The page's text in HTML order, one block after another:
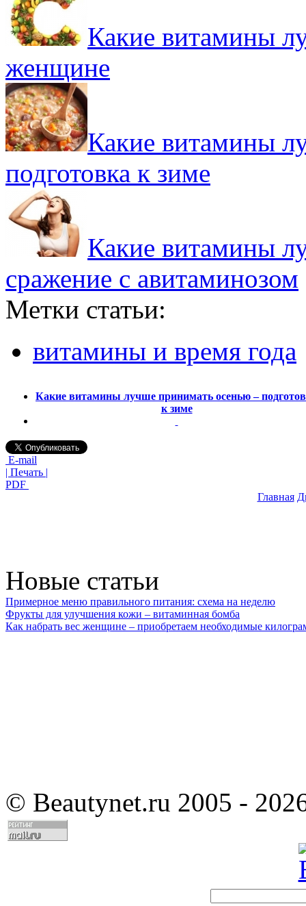
Какие витамины
женщине
Какие витамины
подготовка к зиме
Какие витамины
сражение с авитаминозом
Метки статьи:
витамины и время года
Какие витамины лучше принимать осенью –
к зиме
E-mail
| Печать |
PDF
Главная
Новые статьи
Примерное меню правильного питания: схема на неделю
Фрукты для улучшения кожи – витаминная бомба
Как набрать вес женщине – приобретаем необходимые
© Beautynet.ru 2005 -